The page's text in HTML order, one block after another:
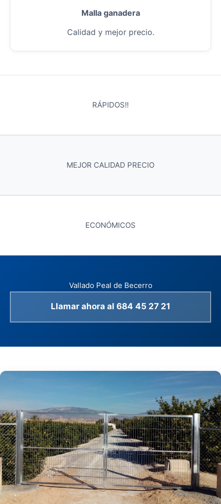
Malla ganadera
Calidad y mejor precio.
RÁPIDOS!!
MEJOR CALIDAD PRECIO
ECONÓMICOS
Vallado Peal de Becerro
Llamar ahora al 684 45 27 21